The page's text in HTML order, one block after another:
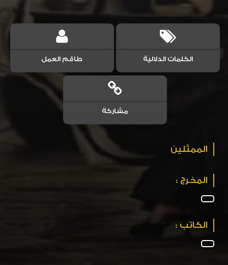
الكلمات الدلالية طاقم العمل
مشاركة
الممثلين
المخرج :
الكاتب :